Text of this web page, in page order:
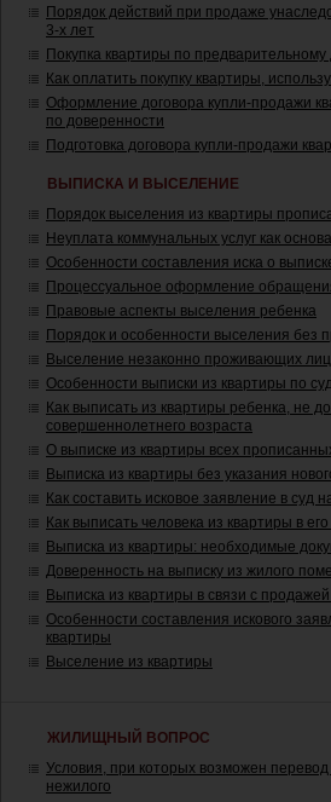
Порядок действий при продаже
3-х лет
Покупка квартиры по предварительному
Как оплатить покупку квартиры,
Оформление договора купли-продажи
по доверенности
Подготовка договора купли-продажи
ВЫПИСКА И ВЫСЕЛЕНИЕ
Порядок выселения из квартиры
Неуплата коммунальных услуг как
Особенности составления иска о
Процессуальное оформление
Правовые аспекты выселения ребенка
Порядок и особенности выселения без
Выселение незаконно проживающих
Особенности выписки из квартиры по
Как выписать из квартиры ребенка, не
совершеннолетнего возраста
О выписке из квартиры всех
Выписка из квартиры без указания
Как составить исковое заявление в суд
Как выписать человека из квартиры в его
Выписка из квартиры: необходимые
Доверенность на выписку из жилого
Выписка из квартиры в связи с
Особенности составления искового
квартиры
Выселение из квартиры
ЖИЛИЩНЫЙ ВОПРОС
Условия, при которых возможен перевод
нежилого